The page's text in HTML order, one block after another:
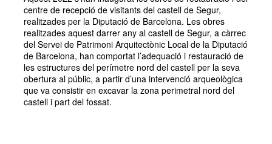
centre de recepció de visitants del castell de Segur,
realitzades per la Diputació de Barcelona. Les obres
realitzades aquest darrer any al castell de Segur, a càrrec
del Servei de Patrimoni Arquitectònic Local de la Diputació
de Barcelona, han comportat l’adequació i restauració de
les estructures del perímetre nord del castell per la seva
obertura al públic, a partir d’una intervenció arqueològica
que va consistir en excavar la zona perimetral nord del
castell i part del fossat.